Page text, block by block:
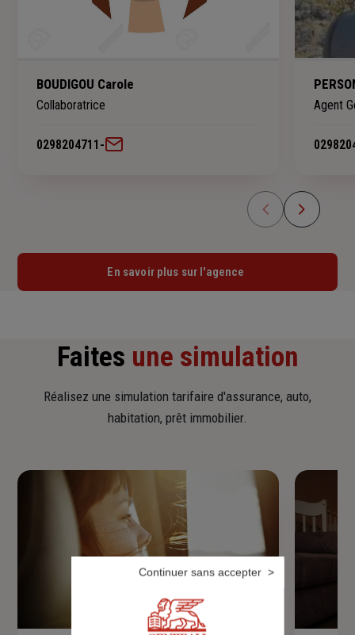
BOUDIGOU Carole
Collaboratrice
0298204711 -
Agent
En savoir plus sur l'agence
Faites une simulation
Réalisez une simulation tarifaire d'assurance, auto,
habitation, prêt immobilier.
Continuer sans accepter